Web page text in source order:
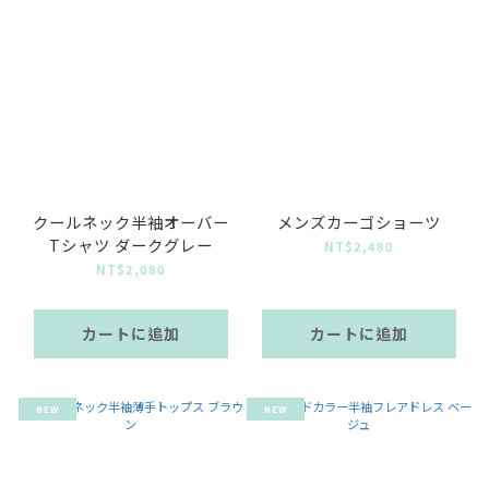
クールネック半袖オーバー
Tシャツ ダークグレー
NT$2,080
カートに追加
メンズカーゴショーツ
NT$2,480
カートに追加
NEW NEW